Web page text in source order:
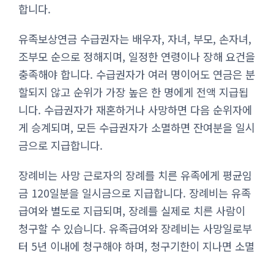
합니다.
유족보상연금 수급권자는 배우자, 자녀, 부모, 손자녀,
조부모 순으로 정해지며, 일정한 연령이나 장해 요건을
충족해야 합니다. 수급권자가 여러 명이어도 연금은 분
할되지 않고 순위가 가장 높은 한 명에게 전액 지급됩
니다. 수급권자가 재혼하거나 사망하면 다음 순위자에
게 승계되며, 모든 수급권자가 소멸하면 잔여분을 일시
금으로 지급합니다.
장례비는 사망 근로자의 장례를 치른 유족에게 평균임
금 120일분을 일시금으로 지급합니다. 장례비는 유족
급여와 별도로 지급되며, 장례를 실제로 치른 사람이
청구할 수 있습니다. 유족급여와 장례비는 사망일로부
터 5년 이내에 청구해야 하며, 청구기한이 지나면 소멸